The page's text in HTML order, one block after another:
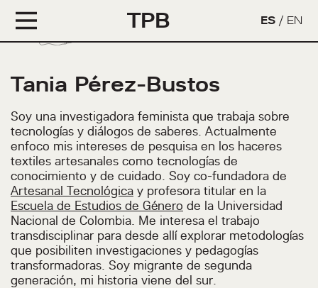
TPB ES / EN
Tania Pérez-Bustos
Soy una investigadora feminista que trabaja sobre
tecnologías y diálogos de saberes. Actualmente
enfoco mis intereses de pesquisa en los haceres
textiles artesanales como tecnologías de
conocimiento y de cuidado. Soy co-fundadora de
Artesanal Tecnológica y profesora titular en la
Escuela de Estudios de Género de la Universidad
Nacional de Colombia. Me interesa el trabajo
transdisciplinar para desde allí explorar metodologías
que posibiliten investigaciones y pedagogías
transformadoras. Soy migrante de segunda
generación, mi historia viene del sur.